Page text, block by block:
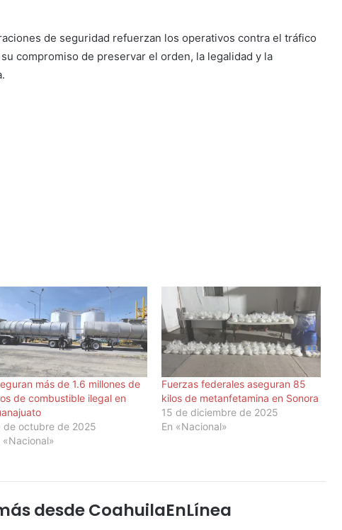
de seguridad refuerzan los operativos contra el tráfico
compromiso de preservar el orden, la legalidad y la
más de 1.6 millones de
de combustible ilegal en
de octubre de 2025
«Nacional»
Fuerzas federales aseguran 85
kilos de metanfetamina en Sonora
15 de diciembre de 2025
En «Nacional»
desde CoahuilaEnLínea